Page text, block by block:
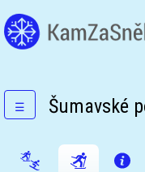
☰ Šumavské